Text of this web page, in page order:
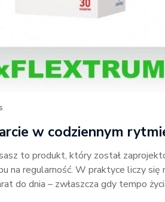
w codziennym
to produkt, który został
na regularność. W praktyce liczy
do dnia – zwłaszcza gdy tempo